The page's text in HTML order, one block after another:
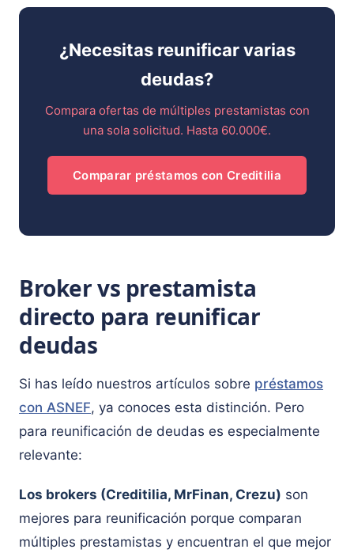
¿Necesitas reunificar varias
deudas?
Compara ofertas de múltiples prestamistas con
una sola solicitud. Hasta 60.000€.
Comparar préstamos con Creditilia
Broker vs prestamista
directo para reunificar
deudas
Si has leído nuestros artículos sobre préstamos
con ASNEF, ya conoces esta distinción. Pero
para reunificación de deudas es especialmente
relevante:
Los brokers (Creditilia, MrFinan, Crezu) son
mejores para reunificación porque comparan
múltiples prestamistas y encuentran el que mejor